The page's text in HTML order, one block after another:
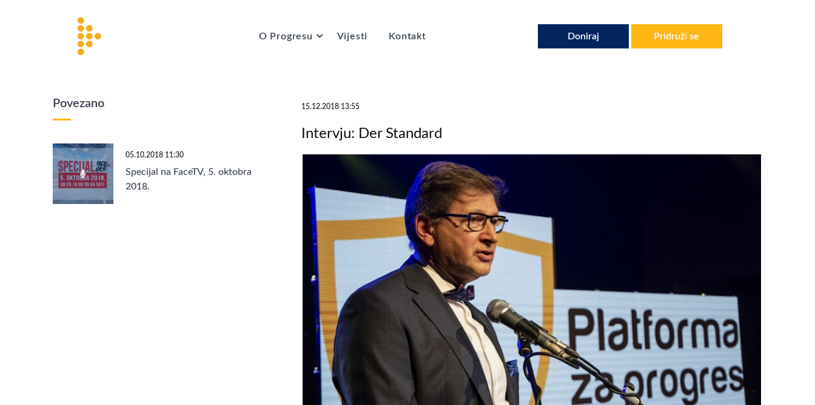
O Progresu Vijesti Kontakt Doniraj Pridruži se
15.12.2018 13:55
Intervju: Der Standard
Povezano
05.10.2018 11:30
Specijal na FaceTV, 5. oktobra
2018.